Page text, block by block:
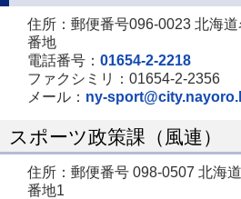
住所：郵便番号096-0023 北海
番地
電話番号： 01654-2-2218
ファクシミリ：01654-2-2356
メール： ny-
スポーツ政策課（風連）
住所：郵便番号 098-0507 北海
番地1